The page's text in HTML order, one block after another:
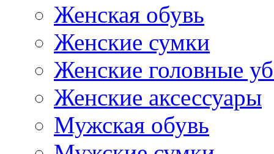
Женская обувь
Женские сумки
Женские головные
Женские аксессуары
Мужская обувь